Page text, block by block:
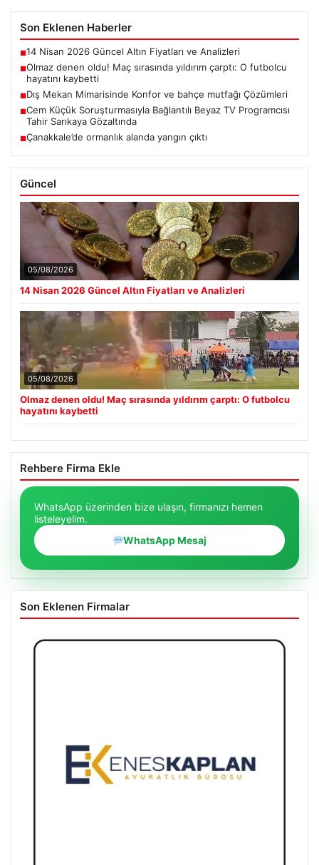
Son Eklenen Haberler
■14 Nisan 2026 Güncel Altın Fiyatları ve Analizleri
■Olmaz denen oldu! Maç sırasında yıldırım çarptı: O futbolcu
hayatını kaybetti
■Dış Mekan Mimarisinde Konfor ve bahçe mutfağı Çözümleri
■Cem Küçük Soruşturmasıyla Bağlantılı Beyaz TV Programcısı
Tahir Sarıkaya Gözaltında
■Çanakkale’de ormanlık alanda yangın çıktı
Güncel
05/08/2026
14 Nisan 2026 Güncel Altın Fiyatları ve Analizleri
05/08/2026
Olmaz denen oldu! Maç sırasında yıldırım çarptı: O futbolcu
hayatını kaybetti
Rehbere Firma Ekle
WhatsApp üzerinden bize ulaşın, firmanızı hemen
listeleyelim.
WhatsApp Mesaj
Son Eklenen Firmalar